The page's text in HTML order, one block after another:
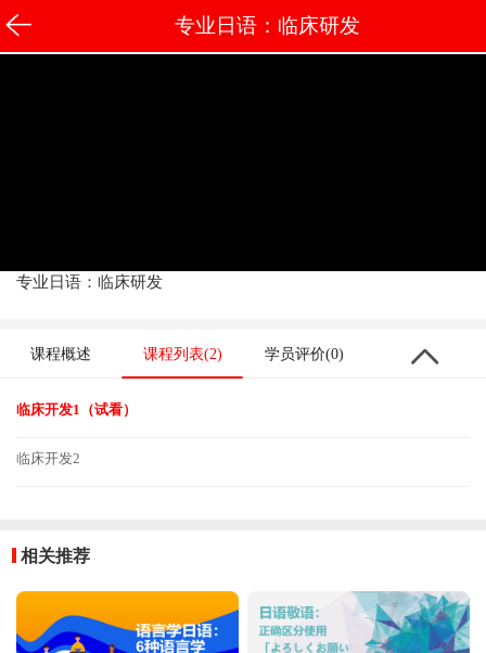
专业日语：临床研发
专业日语：临床研发
课程概述 课程列表(2) 学员评价(0)
临床开发1 （试看）
临床开发2
相关推荐